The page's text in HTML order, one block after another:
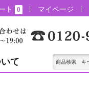
ト 0 マイページ
て